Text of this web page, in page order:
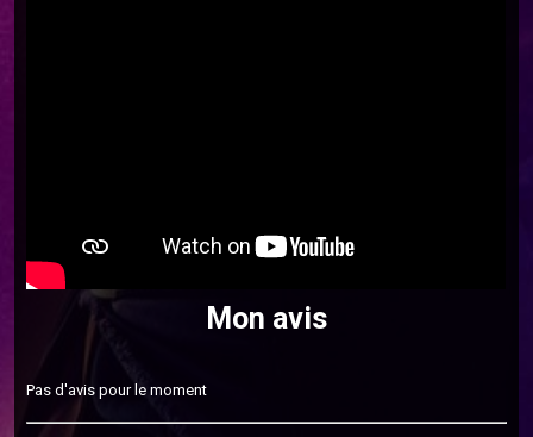
Mon avis
Pas d'avis pour le moment